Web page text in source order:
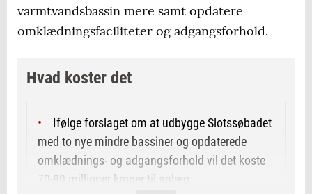
varmtvandsbassin mere samt opdatere
omklædningsfaciliteter og adgangsforhold.
Hvad koster det
Ifølge forslaget om at udbygge Slotssøbadet
med to nye mindre bassiner og opdaterede
omklædnings- og adgangsforhold vil det koste
70-80 millioner kroner til anlæg.